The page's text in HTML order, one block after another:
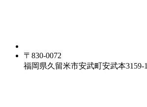
〒830-0072
福岡県久留米市安武町安武本3159-1